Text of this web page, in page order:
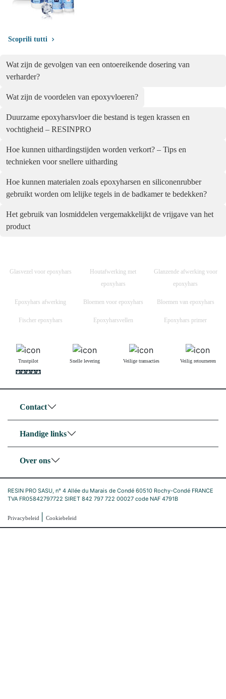
Scoprili tutti
Wat zijn de gevolgen van een ontoereikende dosering van
verharder?
Wat zijn de voordelen van epoxyvloeren?
Duurzame epoxyharsvloer die bestand is tegen krassen en
vochtigheid – RESINPRO
Hoe kunnen uithardingstijden worden verkort? – Tips en
technieken voor snellere uitharding
Hoe kunnen materialen zoals epoxyharsen en siliconenrubber
gebruikt worden om lelijke tegels in de badkamer te bedekken?
Het gebruik van losmiddelen vergemakkelijkt de vrijgave van het
product
Glasvezel voor epoxyhars
Houtafwerking met
epoxyhars
Glanzende afwerking voor
epoxyhars
Epoxyhars afwerking Bloemen voor epoxyhars Bloemen van epoxyhars
Fischer epoxyhars Epoxyharsvellen Epoxyhars primer
Trustpilot Snelle levering Veilige transacties Veilig retourneren
Contact
Handige links
Over ons
RESIN PRO SASU, n° 4 Allée du Marais de Condé 60510 Rochy-Condé FRANCE
TVA FR05842797722 SIRET 842 797 722 00027 code NAF 4791B
Privacybeleid Cookiebeleid